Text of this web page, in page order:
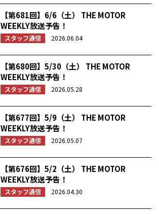
【第681回】6/6（土） THE MOTOR
WEEKLY放送予告！
スタッフ通信 2026.06.04
【第680回】5/30（土） THE MOTOR
WEEKLY放送予告！
スタッフ通信 2026.05.28
【第677回】5/9（土） THE MOTOR
WEEKLY放送予告！
スタッフ通信 2026.05.07
【第676回】5/2（土） THE MOTOR
WEEKLY放送予告！
スタッフ通信 2026.04.30